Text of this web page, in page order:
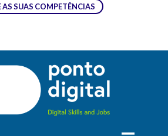
AS SUAS COMPETÊNCIAS
FCCN 2023